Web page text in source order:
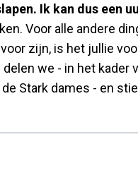
Ik kan dus een
Voor alle andere
zijn, is het jullie
we - in het kader
Stark dames - en